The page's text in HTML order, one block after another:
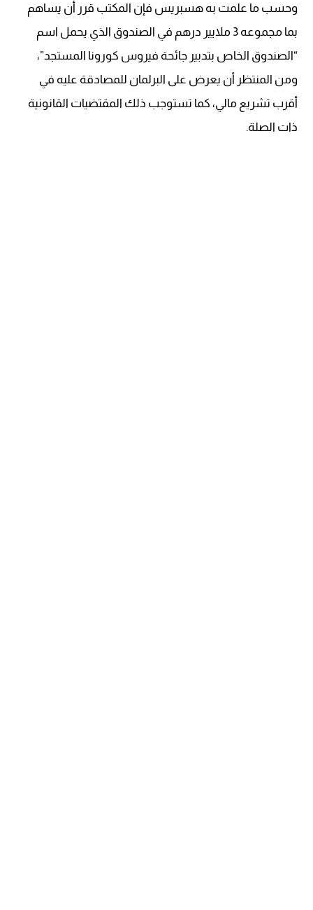
وحسب ما علمت به هسبريس فإن المكتب قرر أن يساهم
بما مجموعه 3 ملايير درهم في الصندوق الذي يحمل اسم
“الصندوق الخاص بتدبير جائحة فيروس كورونا المستجد”،
ومن المنتظر أن يعرض على البرلمان للمصادقة عليه في
أقرب تشريع مالي، كما تستوجب ذلك المقتضيات القانونية
ذات الصلة.